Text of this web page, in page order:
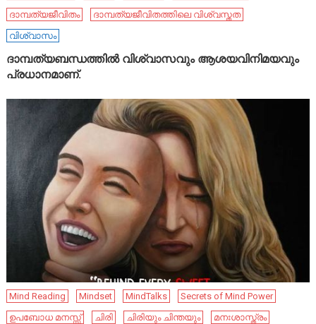
ദാമ്പത്യജീവിതം
ദാമ്പത്യജീവിതത്തിലെ വിശ്വസ്തത
വിശ്വാസം
ദാമ്പത്യബന്ധത്തിൽ വിശ്വാസവും ആശയവിനിമയവും
പ്രധാനമാണ്.
Mind Reading Mindset MindTalks
Secrets of Mind Power
ഉപബോധ മനസ്സ്
ചിരി ചിരിയും ചിന്തയും
മനഃശാസ്ത്രം